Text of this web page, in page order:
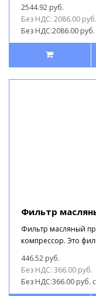
2544.92 руб.
Без НДС: 2086.00 руб.
Без НДС:2086.00 руб.
Фильтр
Фильтр масляный
компрессор. Это
446.52 руб.
Без НДС: 366.00 руб.
Без НДС:366.00 руб.